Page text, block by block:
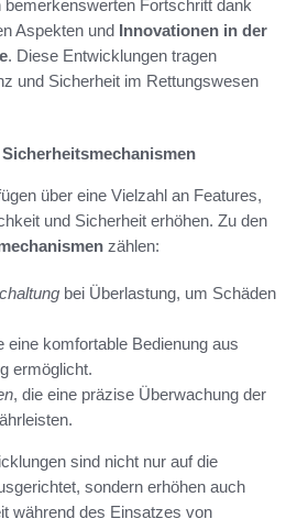
bemerkenswerten Fortschritt dank
Aspekten und Innovationen in der
. Diese Entwicklungen tragen
und Sicherheit im Rettungswesen
über eine Vielzahl an Features,
und Sicherheit erhöhen. Zu den
zählen:
bei Überlastung, um Schäden
eine komfortable Bedienung aus
ermöglicht.
, die eine präzise Überwachung der
sind nicht nur auf die
sondern erhöhen auch
während des Einsatzes von